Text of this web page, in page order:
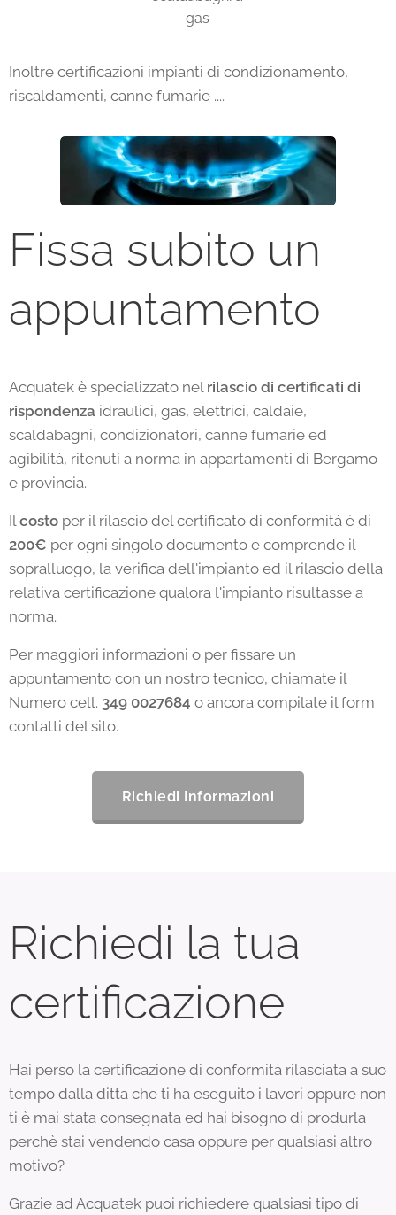
gas
Inoltre certificazioni impianti di condizionamento,
riscaldamenti, canne fumarie ....
Fissa subito un
appuntamento
Acquatek è specializzato nel rilascio di certificati di
rispondenza idraulici, gas, elettrici, caldaie,
scaldabagni, condizionatori, canne fumarie ed
agibilità, ritenuti a norma in appartamenti di Bergamo
e provincia.
Il costo per il rilascio del certificato di conformità è di
200€ per ogni singolo documento e comprende il
sopralluogo, la verifica dell'impianto ed il rilascio della
relativa certificazione qualora l'impianto risultasse a
norma.
Per maggiori informazioni o per fissare un
appuntamento con un nostro tecnico, chiamate il
Numero cell. 349 0027684 o ancora compilate il form
contatti del sito.
Richiedi Informazioni
Richiedi la tua
certificazione
Hai perso la certificazione di conformità rilasciata a suo
tempo dalla ditta che ti ha eseguito i lavori oppure non
ti è mai stata consegnata ed hai bisogno di produrla
perchè stai vendendo casa oppure per qualsiasi altro
motivo?
Grazie ad Acquatek puoi richiedere qualsiasi tipo di